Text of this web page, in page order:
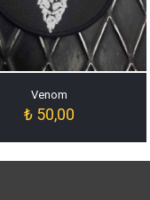
Venom
₺ 50,00